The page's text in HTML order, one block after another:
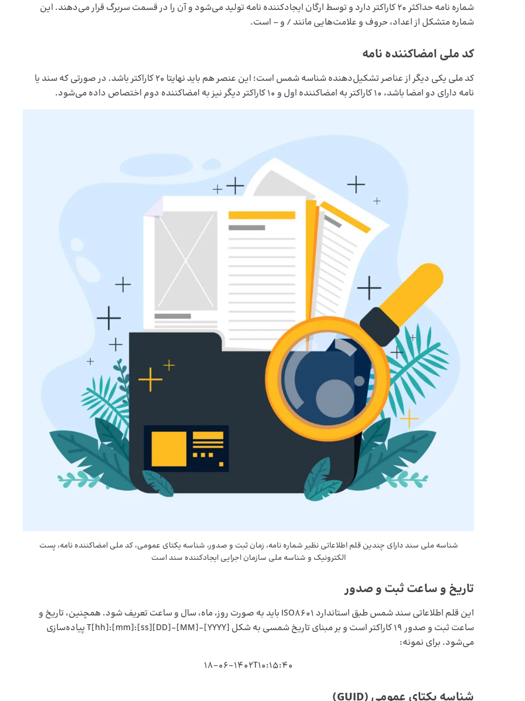
شماره نامه حداکثر 20 کاراکتر دارد و توسط ارگان ایجادکننده نامه تولید می‌شود و آن را در قسمت سربرگ قرار می‌دهند. این
شماره متشکل از اعداد، حروف و علامت‌هایی مانند / و – است.
کد ملی امضاکننده نامه
کد ملی یکی دیگر از عناصر تشکیل‌دهنده شناسه شمس است؛ این عنصر هم باید نهایتا 20 کاراکتر باشد. در صورتی که سند یا
نامه دارای دو امضا باشد، 10 کاراکتر به امضاکننده اول و 10 کاراکتر دیگر نیز به امضاکننده دوم اختصاص داده می‌شود.
شناسه ملی سند دارای چندین قلم اطلاعاتی نظیر شماره نامه، زمان ثبت و صدور، شناسه یکتای عمومی، کد ملی امضاکننده نامه، پست
الکترونیک و شناسه ملی سازمان اجرایی ایجادکننده سند است
تاریخ و ساعت ثبت و صدور
این قلم اطلاعاتی سند شمس طبق استاندارد ISO8601 باید به صورت روز، ماه، سال و ساعت تعریف شود. همچنین، تاریخ و
ساعت ثبت و صدور 19 کاراکتر است و بر مبنای تاریخ شمسی به شکل [YYYY]-[MM]-[DD]T[hh]:[mm]:[ss] پیاده‌سازی
می‌شود. برای نمونه:
18-06-1402T10:15:40
شناسه یکتای عمومی (GUID)